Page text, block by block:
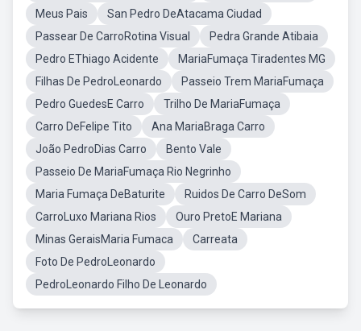
Meus Pais
San Pedro DeAtacama Ciudad
Passear De CarroRotina Visual
Pedra Grande Atibaia
Pedro EThiago Acidente
MariaFumaça Tiradentes MG
Filhas De PedroLeonardo
Passeio Trem MariaFumaça
Pedro GuedesE Carro
Trilho De MariaFumaça
Carro DeFelipe Tito
Ana MariaBraga Carro
João PedroDias Carro
Bento Vale
Passeio De MariaFumaça Rio Negrinho
Maria Fumaça DeBaturite
Ruidos De Carro DeSom
CarroLuxo Mariana Rios
Ouro PretoE Mariana
Minas GeraisMaria Fumaca
Carreata
Foto De PedroLeonardo
PedroLeonardo Filho De Leonardo